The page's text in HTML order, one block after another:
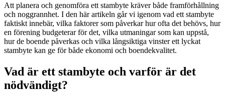
Att planera och genomföra ett stambyte kräver både framförhållning
och noggrannhet. I den här artikeln går vi igenom vad ett stambyte
faktiskt innebär, vilka faktorer som påverkar hur ofta det behövs, hur
en förening budgeterar för det, vilka utmaningar som kan uppstå,
hur de boende påverkas och vilka långsiktiga vinster ett lyckat
stambyte kan ge för både ekonomi och boendekvalitet.
Vad är ett stambyte och varför är det
nödvändigt?